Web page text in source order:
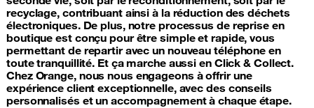
recyclage, contribuant ainsi à la réduction des déchets
électroniques. De plus, notre processus de reprise en
boutique est conçu pour être simple et rapide, vous
permettant de repartir avec un nouveau téléphone en
toute tranquillité. Et ça marche aussi en Click & Collect.
Chez Orange, nous nous engageons à offrir une
expérience client exceptionnelle, avec des conseils
personnalisés et un accompagnement à chaque étape.